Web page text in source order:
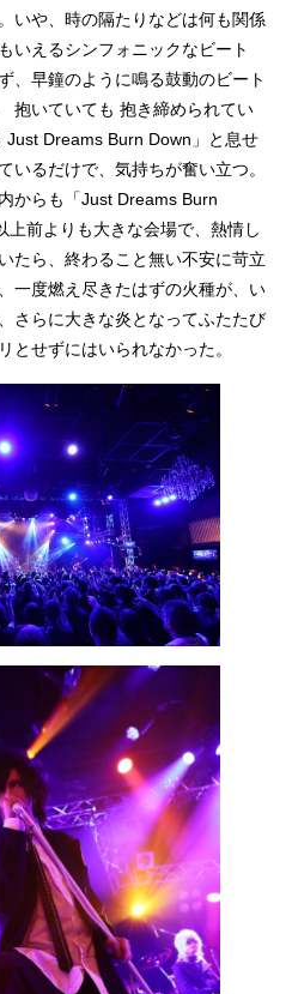
いや、時の隔たりなどは何も関係
いえるシンフォニックなビート
、早鐘のように鳴る鼓動のビート
抱いていても 抱き締められてい
Just Dreams Burn Down」と息せ
いるだけで、気持ちが奮い立つ。
からも「Just Dreams Burn
上前よりも大きな会場で、熱情し
たら、終わること無い不安に苛立
一度燃え尽きたはずの火種が、い
さらに大きな炎となってふたたび
とせずにはいられなかった。